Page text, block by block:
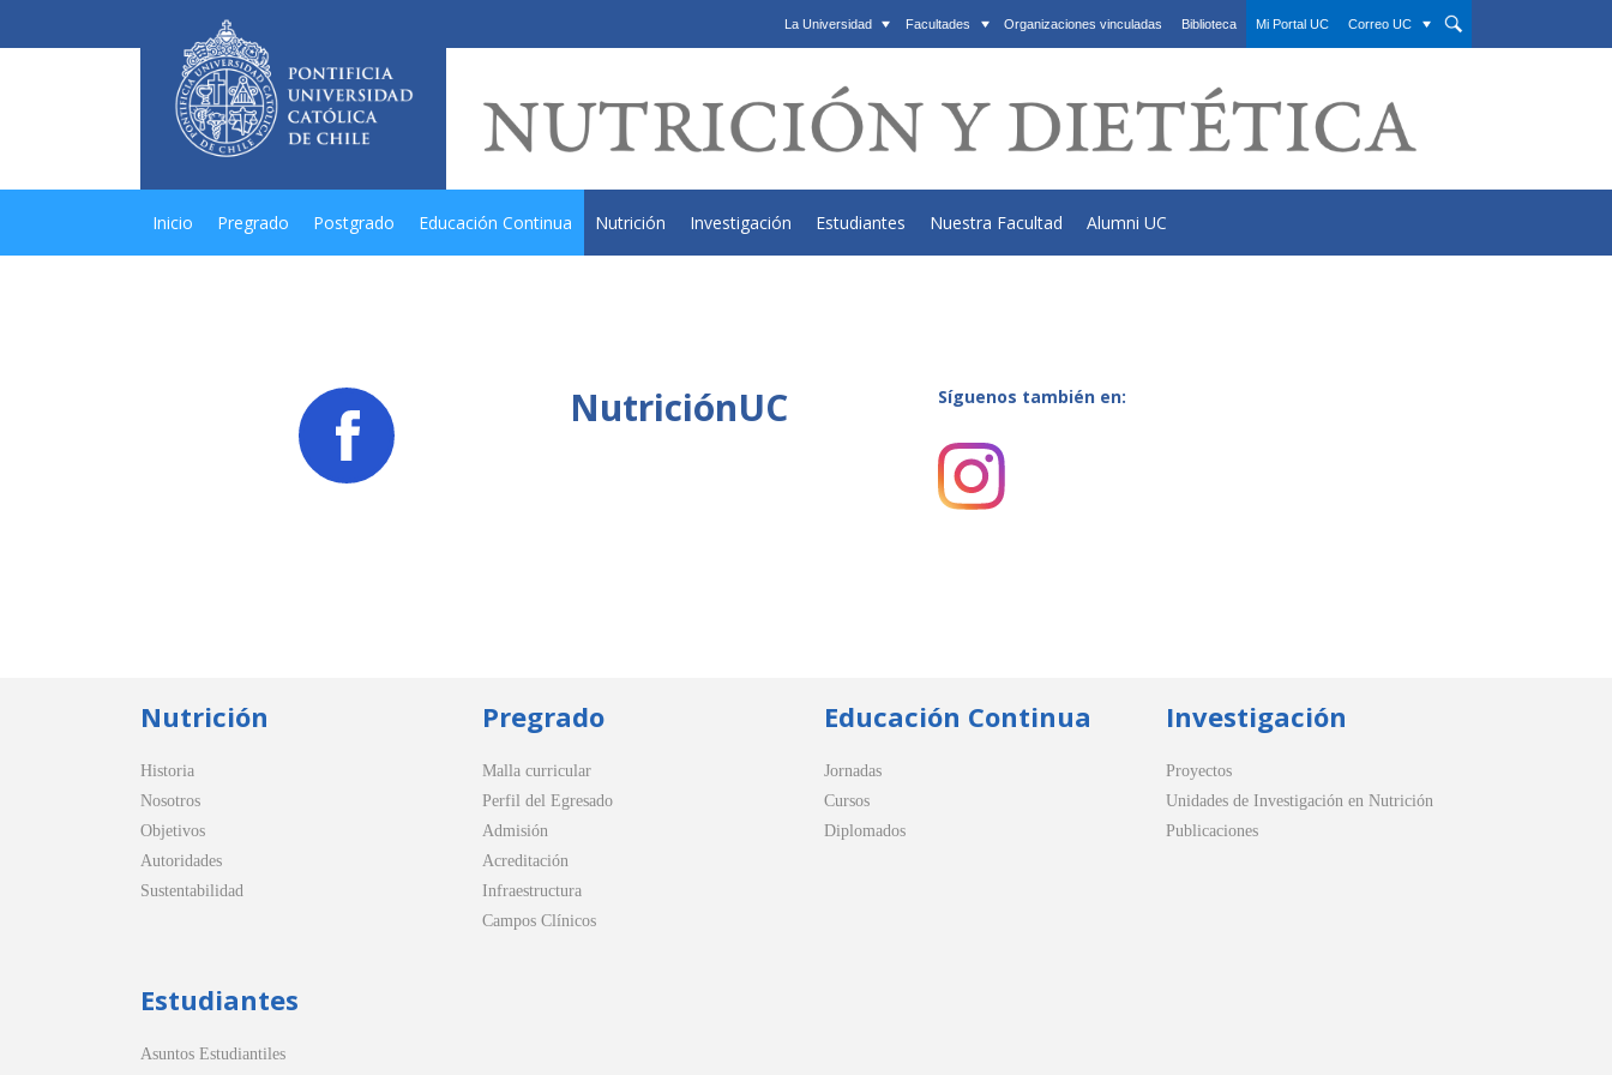
La Universidad Facultades Organizaciones vinculadas Biblioteca Mi Portal UC Correo UC
Inicio Pregrado Postgrado Educación Continua Nutrición Investigación Estudiantes Nuestra Facultad Alumni UC
NutriciónUC Síguenos también en:
Nutrición
Historia
Nosotros
Objetivos
Autoridades
Sustentabilidad
Pregrado
Malla curricular
Perfil del Egresado
Admisión
Acreditación
Infraestructura
Campos Clínicos
Educación Continua
Jornadas
Cursos
Diplomados
Investigación
Proyectos
Unidades de Investigación en Nutrición
Publicaciones
Estudiantes
Asuntos Estudiantiles